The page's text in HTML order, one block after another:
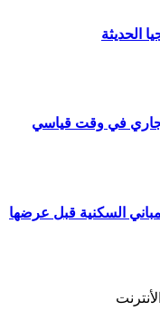
الحديثة
في وقت قياسي
السكنية قبل عرضها